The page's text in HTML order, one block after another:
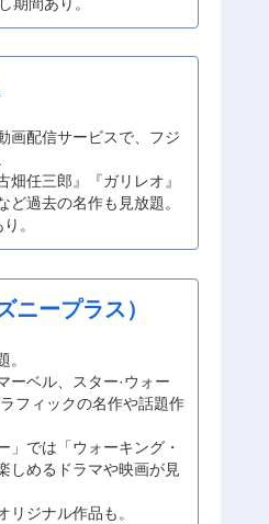
画配信サービスで、フジ
畑任三郎』『ガリレオ』
ど過去の名作も見放題。
。
ニープラス）
。
ーベル、スター·ウォー
フィックの名作や話題作
」では「ウォーキング・
しめるドラマや映画が見
リジナル作品も。